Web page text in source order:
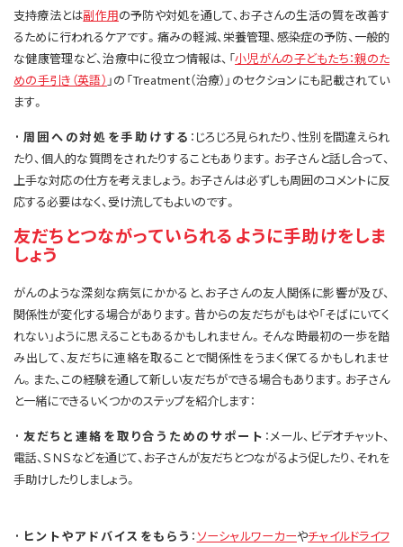
支持療法とは副作用の予防や対処を通して、お子さんの生活の質を改善す
るために行われるケアです。痛みの軽減、栄養管理、感染症の予防、一般的
な健康管理など、治療中に役立つ情報は、「小児がんの子どもたち：親のた
めの手引き（英語） 」の「Treatment（治療）」のセクションにも記載されてい
ます。
·周囲への対処を手助けする ：じろじろ見られたり、性別を間違えられ
たり、個人的な質問をされたりすることもあります。お子さんと話し合って、
上手な対応の仕方を考えましょう。お子さんは必ずしも周囲のコメントに反
応する必要はなく、受け流してもよいのです。
友だちとつながっていられるように手助けをしま
しょう
がんのような深刻な病気にかかると、お子さんの友人関係に影響が及び、
関係性が変化する場合があります。昔からの友だちがもはや「そばにいてく
れない」ように思えることもあるかもしれません。そんな時最初の一歩を踏
み出して、友だちに連絡を取ることで関係性をうまく保てるかもしれませ
ん。また、この経験を通して新しい友だちができる場合もあります。お子さん
と一緒にできるいくつかのステップを紹介します：
·友だちと連絡を取り合うためのサポート ：メール、ビデオチャット、
電話、ＳＮＳなどを通じて、お子さんが友だちとつながるよう促したり、それを
手助けしたりしましょう。
·ヒントやアドバイスをもらう ：ソーシャルワーカーやチャイルドライフ